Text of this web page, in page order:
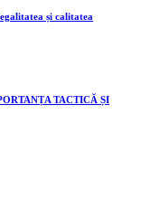
și calitatea
TACTICĂ ȘI